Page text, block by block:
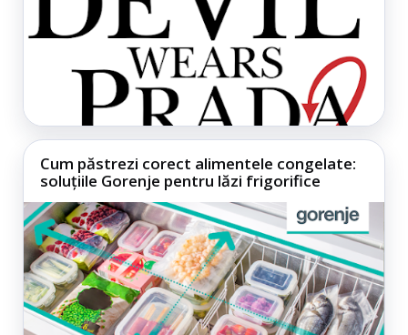
Cum păstrezi corect alimentele congelate:
soluțiile Gorenje pentru lăzi frigorifice